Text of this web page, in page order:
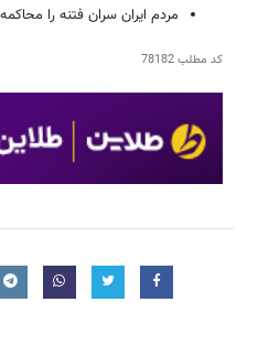
مردم ایران سران فتنه را
کد مطلب78182